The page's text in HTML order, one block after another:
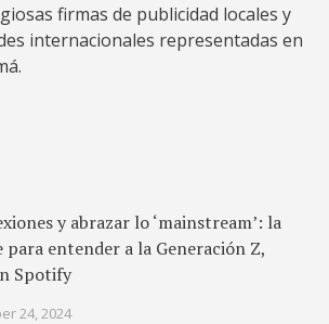
firmas de publicidad locales y
internacionales representadas en
y abrazar lo ‘mainstream’: la
para entender a la Generación Z,
Spotify
24, 2024